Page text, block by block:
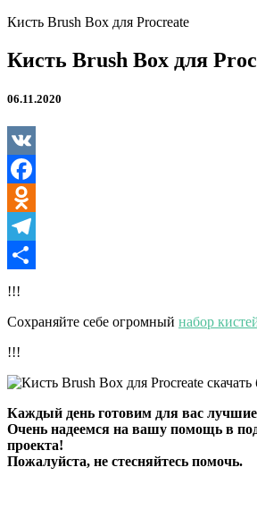
Кисть Brush Box для Procreate
Кисть Brush Box для
06.11.2020
VK
Facebook
Odnoklassniki
Telegram
Отправить
!!!
Сохраняйте себе огромный набор
!!!
Каждый день готовим для вас
Очень надеемся на вашу помощь в
проекта!
Пожалуйста, не стесняйтесь помочь.